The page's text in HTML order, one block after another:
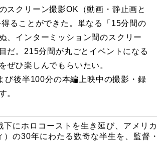
スクリーン撮影OK（動画・静止画と
得ることができた。単なる「15分間の
、インターミッション間のスクリー
だ。215分間が丸ごとイベントになる
ぜひ楽しんでもらいたい。
び後半100分の本編上映中の撮影・録
。
下にホロコーストを生き延び、アメリ
）の30年にわたる数奇な半生を、監